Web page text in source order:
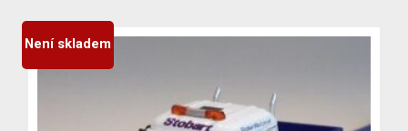
Není skladem